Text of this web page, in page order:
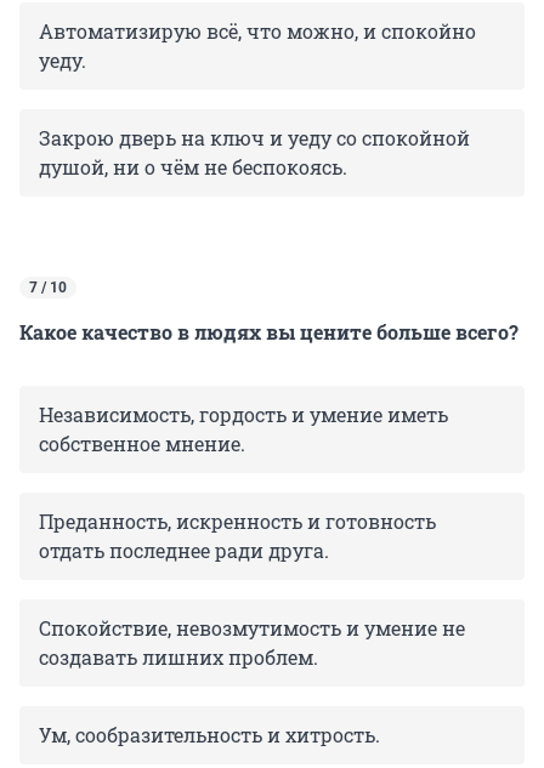
Автоматизирую всё, что можно, и спокойно
уеду.
Закрою дверь на ключ и уеду со спокойной
душой, ни о чём не беспокоясь.
7 / 10
Какое качество в людях вы цените больше всего?
Независимость, гордость и умение иметь
собственное мнение.
Преданность, искренность и готовность
отдать последнее ради друга.
Спокойствие, невозмутимость и умение не
создавать лишних проблем.
Ум, сообразительность и хитрость.